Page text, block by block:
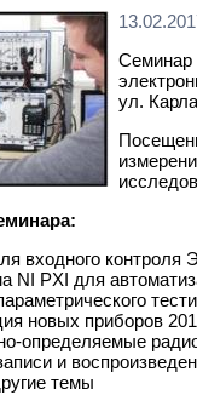
ул.
входного контроля
NI PXI для
новых приборов
определяемые
и
темы